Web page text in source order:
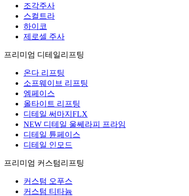
조각주사
스컬트라
하이코
제로셀 주사
프리미엄 디테일리프팅
온다 리프팅
소프웨이브 리프팅
엠페이스
올타이트 리프팅
디테일 써마지FLX
NEW 디테일 울쎄라피 프라임
디테일 튠페이스
디테일 인모드
프리미엄 커스텀리프팅
커스텀 오푸스
커스텀 티타늄